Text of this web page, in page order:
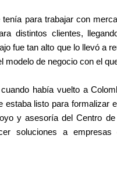
tenía para trabajar con
distintos clientes,
fue tan alto que lo llevó a
modelo de negocio con el
había vuelto a
estaba listo para formalizar
y asesoría del Centro
soluciones a